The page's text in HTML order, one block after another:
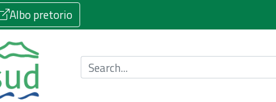
Albo pretorio
Cerca nel sito